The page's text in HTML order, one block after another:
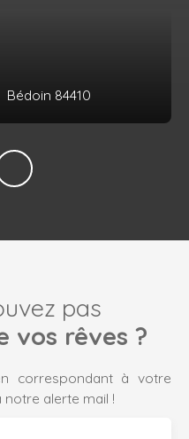
Bédoin 84410
pas
vos rêves ?
correspondant à votre
notre alerte mail !